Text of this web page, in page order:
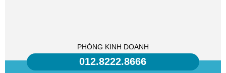
PHÒNG KINH DOANH
012.8222.8666